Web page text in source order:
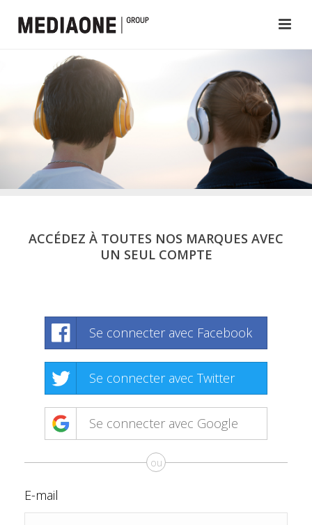
ACCÉDEZ À TOUTES NOS MARQUES AVEC
UN SEUL COMPTE
Se connecter avec Facebook
Se connecter avec Twitter
Se connecter avec Google
ou
E-mail